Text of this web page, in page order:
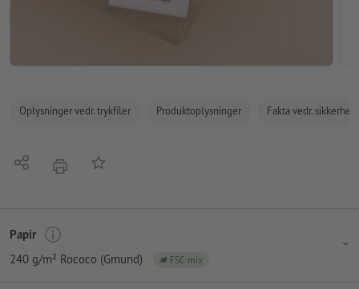
Oplysninger vedr. trykfiler Produktoplysninger Fakta vedr.
Del tryk Tilføj til huskelisten
Papir
240 g/m² Rococo (Gmund)
FSC mix